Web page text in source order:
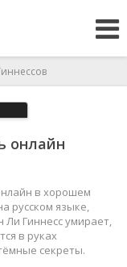
онлайн
в хорошем
русском языке,
Ли Гиннесс умирает,
в руках
секреты.